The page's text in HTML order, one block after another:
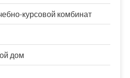
курсовой комбинат
дом